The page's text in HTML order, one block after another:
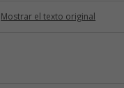
Mostrar el texto original